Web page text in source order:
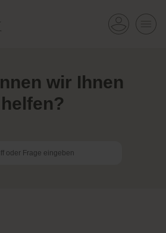
nnen wir Ihnen
helfen?